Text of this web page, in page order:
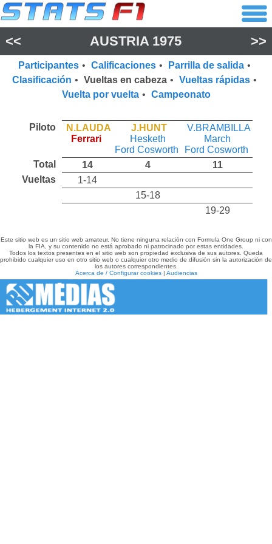
<< AUSTRIA 1975 >>
Participantes • Calificaciones • Parrilla de salida •
Clasificación • Vueltas en cabeza • Vueltas rápidas •
Vuelta por vuelta • Campeonato
Piloto
N.LAUDA
Ferrari
J.HUNT
Hesketh
Ford Cosworth
V.BRAMBILLA
March
Ford Cosworth
Total
14 4
11
Vueltas
1-14
15-18
19-29
Este sitio web es un sitio web amateur. No tiene ninguna relación con Formula One Group ni con
la FIA, y su contenido no está aprobado ni patrocinado por estas entidades.
Todos los textos presentes en el sitio web son propiedad exclusiva de sus autores. Queda
prohibido cualquier uso en otro sitio web o cualquier otro medio de difusión sin la autorización de
los autores correspondientes.
Acerca de / Configurar cookies| Audiencias